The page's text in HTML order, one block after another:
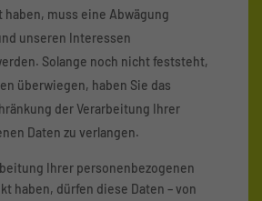
haben, muss eine Abwägung
unseren Interessen
Solange noch nicht feststeht,
überwiegen, haben Sie das
der Verarbeitung Ihrer
Daten zu verlangen.
Ihrer personenbezogenen
haben, dürfen diese Daten – von